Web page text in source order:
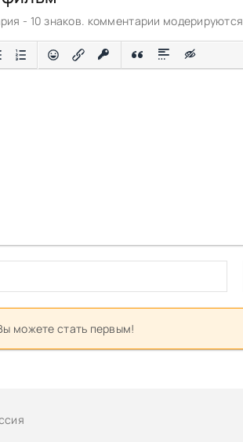
- 10 знаков. комментарии модерируются
можете стать первым!